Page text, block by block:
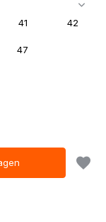
41 42
47